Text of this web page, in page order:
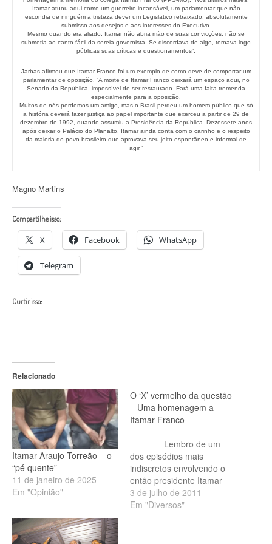
Itamar atuou aqui como um guerreiro incansável, um parlamentar que não
escondia de ninguém a tristeza dever um Legislativo rebaixado, absolutamente
submisso aos desejos e aos interesses do Executivo.
Mesmo quando era aliado, Itamar não abria mão de suas convicções, não se
submetia ao canto fácil da sereia governista. Se discordava de algo, tornava logo
públicas suas críticas e questionamentos”.
Jarbas afirmou que Itamar Franco foi um exemplo de como deve de comportar um
parlamentar de oposição. “A morte de Itamar Franco deixará um espaço aqui, no
Senado da República, impossível de ser restaurado. Fará uma falta tremenda
especialmente para a oposição.
Muitos de nós perdemos um amigo, mas o Brasil perdeu um homem público que só
a história deverá fazer justiça ao papel importante que exerceu a partir de 29 de
dezembro de 1992, quando assumiu a Presidência da República. Dezessete anos
após deixar o Palácio do Planalto, Itamar ainda conta com o carinho e o respeito
da maioria do povo brasileiro,que aprovava seu jeito espontâneo e informal de
agir.”
Magno Martins
Compartilhe isso:
X Facebook WhatsApp
Telegram
Curtir isso:
Relacionado
Itamar Araujo Torreão – o
“pé quente”
11 de janeiro de 2025
Em "Opinião"
O ‘X’ vermelho da questão
– Uma homenagem a
Itamar Franco
Lembro de um
dos episódios mais
indiscretos envolvendo o
então presidente Itamar
Franco. No carnaval de
1994 o político foi
3 de julho de 2011
Em "Diversos"